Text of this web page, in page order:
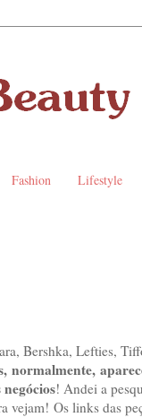
Fashion Lifestyle
Bershka, Lefties,
normalmente,
! Andei a
vejam! Os links das